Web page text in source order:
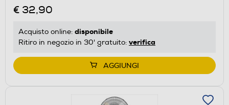
€ 32,90
Acquisto online: disponibile
Ritiro in negozio in 30' gratuito: verifica
AGGIUNGI